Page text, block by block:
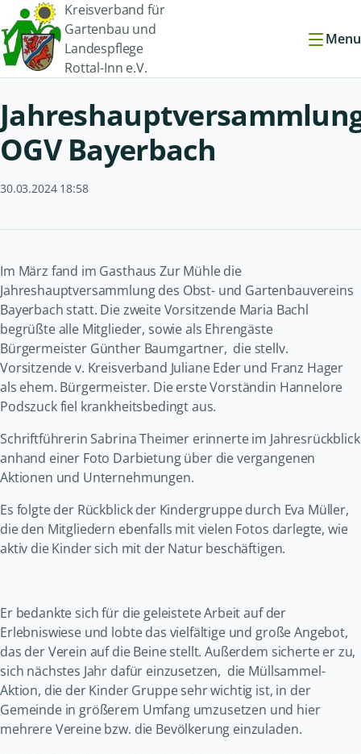
Kreisverband für
Gartenbau und
Landespflege
Rottal-Inn e.V.
Menu
OGV Bayerbach
30.03.2024 18:58
Im März fand im Gasthaus Zur Mühle die
Jahreshauptversammlung des Obst- und Gartenbauvereins
Bayerbach statt. Die zweite Vorsitzende Maria Bachl
begrüßte alle Mitglieder, sowie als Ehrengäste
Bürgermeister Günther Baumgartner, die stellv.
Vorsitzende v. Kreisverband Juliane Eder und Franz Hager
als ehem. Bürgermeister. Die erste Vorständin Hannelore
Podszuck fiel krankheitsbedingt aus.
Schriftführerin Sabrina Theimer erinnerte im Jahresrückblick
anhand einer Foto Darbietung über die vergangenen
Aktionen und Unternehmungen.
Es folgte der Rückblick der Kindergruppe durch Eva Müller,
die den Mitgliedern ebenfalls mit vielen Fotos darlegte, wie
aktiv die Kinder sich mit der Natur beschäftigen.
Er bedankte sich für die geleistete Arbeit auf der
Erlebniswiese und lobte das vielfältige und große Angebot,
das der Verein auf die Beine stellt. Außerdem sicherte er zu,
sich nächstes Jahr dafür einzusetzen, die Müllsammel-
Aktion, die der Kinder Gruppe sehr wichtig ist, in der
Gemeinde in größerem Umfang umzusetzen und hier
mehrere Vereine bzw. die Bevölkerung einzuladen.